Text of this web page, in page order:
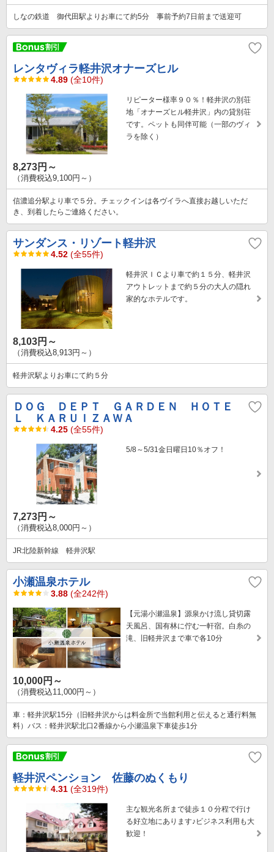
しなの鉄道 御代田駅よりお車にて約5分 事前予約7日前まで送迎可
レンタヴィラ軽井沢オナーズヒル
4.89 (全10件)
リピーター様率９０％！軽井沢の別荘
地「オナーズヒル軽井沢」内の貸別荘
です。ペットも同伴可能（一部のヴィ
ラを除く）
8,273円～
（消費税込9,100円～）
信濃追分駅より車で５分。チェックインは各ヴイラへ直接お越しいただ
き、到着したらご連絡ください。
サンダンス・リゾート軽井沢
4.52 (全55件)
軽井沢ＩＣより車で約１５分、軽井沢
アウトレットまで約５分の大人の隠れ
家的なホテルです。
8,103円～
（消費税込8,913円～）
軽井沢駅よりお車にて約５分
ＤＯＧ ＤＥＰＴ ＧＡＲＤＥＮ ＨＯＴＥ
Ｌ ＫＡＲＵＩＺＡＷＡ
4.25 (全55件)
5/8～5/31金日曜日10％オフ！
7,273円～
（消費税込8,000円～）
JR北陸新幹線 軽井沢駅
小瀬温泉ホテル
3.88 (全242件)
【元湯小瀬温泉】源泉かけ流し貸切露
天風呂、国有林に佇む一軒宿。白糸の
滝、旧軽井沢まで車で各10分
10,000円～
（消費税込11,000円～）
車：軽井沢駅15分（旧軽井沢からは料金所で当館利用と伝えると通行料無
料）バス：軽井沢駅北口2番線から小瀬温泉下車徒歩1分
軽井沢ペンション 佐藤のぬくもり
4.31 (全319件)
主な観光名所まで徒歩１０分程で行け
る好立地にあります♪ビジネス利用も大
歓迎！